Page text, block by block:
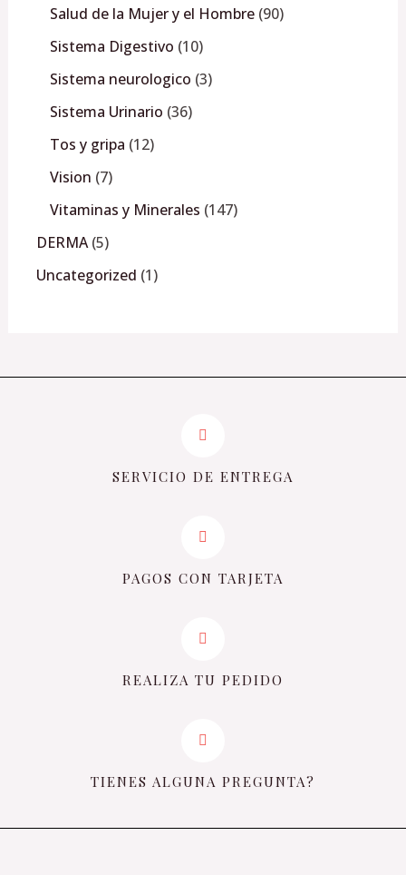
Salud de la Mujer y el Hombre 90
Sistema Digestivo 10
Sistema neurologico 3
Sistema Urinario 36
Tos y gripa 12
Vision 7
Vitaminas y Minerales 147
DERMA 5
Uncategorized 1
SERVICIO DE ENTREGA
PAGOS CON TARJETA
REALIZA TU PEDIDO
TIENES ALGUNA PREGUNTA?